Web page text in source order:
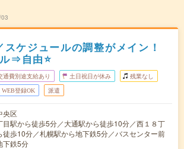
スケジュールの調整がメイン！
⇒自由⭐
通費別途支給あり 土日祝日が休み 残業なし
WEB登録OK 派遣
央区
目駅から徒歩5分／大通駅から徒歩10分／西１８丁
徒歩10分／札幌駅から地下鉄5分／バスセンター前
下鉄5分